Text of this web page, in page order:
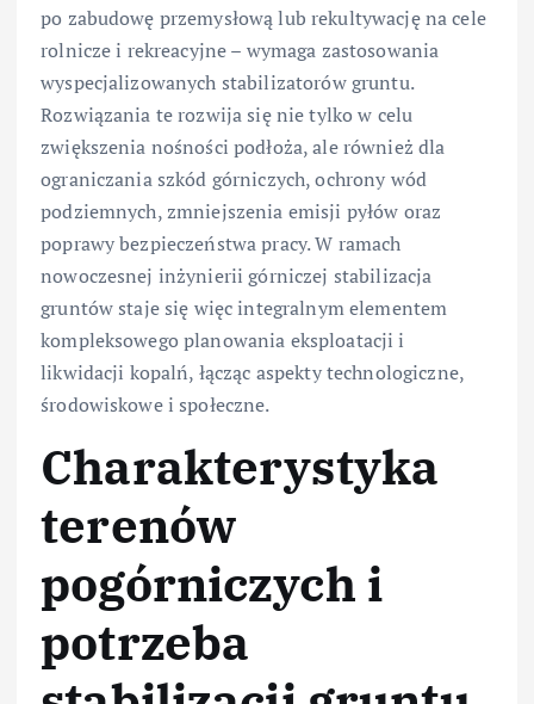
po zabudowę przemysłową lub rekultywację na cele
rolnicze i rekreacyjne – wymaga zastosowania
wyspecjalizowanych stabilizatorów gruntu.
Rozwiązania te rozwija się nie tylko w celu
zwiększenia nośności podłoża, ale również dla
ograniczania szkód górniczych, ochrony wód
podziemnych, zmniejszenia emisji pyłów oraz
poprawy bezpieczeństwa pracy. W ramach
nowoczesnej inżynierii górniczej stabilizacja
gruntów staje się więc integralnym elementem
kompleksowego planowania eksploatacji i
likwidacji kopalń, łącząc aspekty technologiczne,
środowiskowe i społeczne.
Charakterystyka
terenów
pogórniczych i
potrzeba